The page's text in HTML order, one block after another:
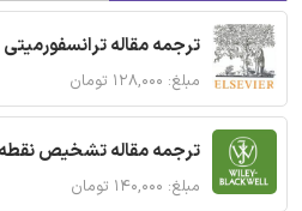
ترجمه مقاله
مبلغ: ۱۲۸,۰۰۰ تومان
ترجمه مقاله تشخیص نقطه
مبلغ: ۱۴۰,۰۰۰ تومان